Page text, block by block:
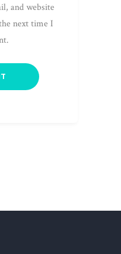
and website
next time I